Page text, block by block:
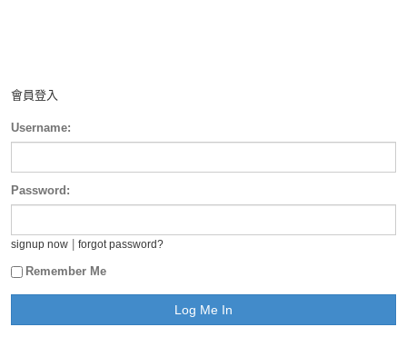
會員登入
Username:
Password:
signup now forgot password?
Remember Me